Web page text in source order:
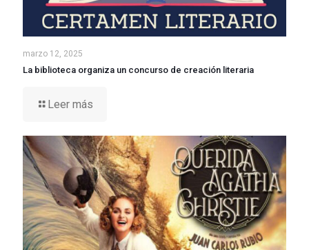
marzo 12, 2025
La biblioteca organiza un concurso de creación literaria
Leer más